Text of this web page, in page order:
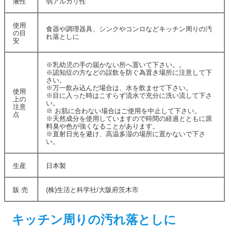
使用
の目
安
食器や調理器具、シンクやコンロなどキッチン周りの汚
れ落としに
使用
上の
注意
点
※乳幼児の手の届かない所へ置いて下さい。。
※認知症の方などの誤飲を防ぐ為置き場所に注意して下
さい。
※万一飲み込んだ場合は、水を飲ませて下さい。
※目に入った時はこすらず流水で充分に洗い流して下さ
い。
※ お肌に合わない場合はご使用を中止して下さい。
※天然成分を使用していますので時間の経過とともに原
料臭や色が強くなることがあります。
※直射日光を避け、高温多湿の場所に置かないで下さ
い。
生産 日本製
販 売 (株)生活と科学社/大阪府茨木市
キッチン周りの汚れ落としに